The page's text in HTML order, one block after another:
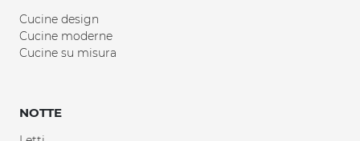
Cucine design
Cucine moderne
Cucine su misura
NOTTE